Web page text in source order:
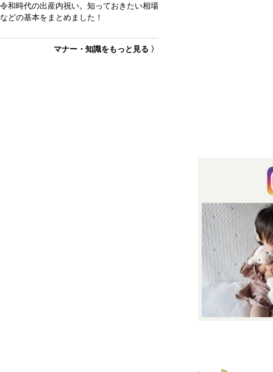
令和時代の出産内祝い。知っておきたい相場
などの基本をまとめました！
マナー・知識をもっと見る 〉